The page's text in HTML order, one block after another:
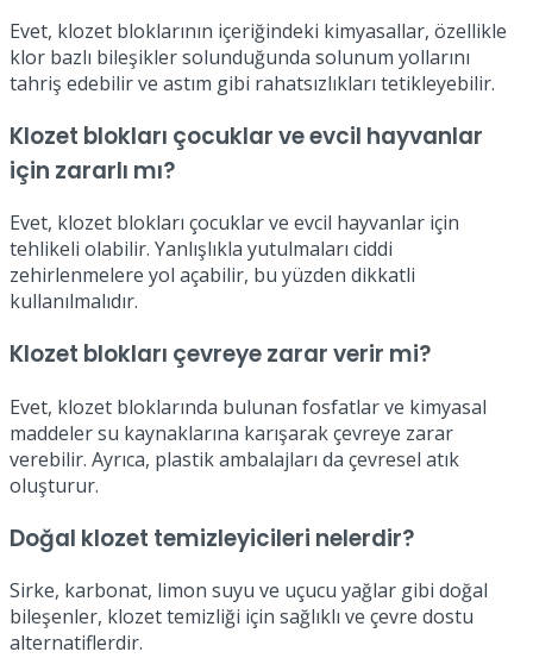
Evet, klozet bloklarının içeriğindeki kimyasallar, özellikle
klor bazlı bileşikler solunduğunda solunum yollarını
tahriş edebilir ve astım gibi rahatsızlıkları tetikleyebilir.
Klozet blokları çocuklar ve evcil hayvanlar
için zararlı mı?
Evet, klozet blokları çocuklar ve evcil hayvanlar için
tehlikeli olabilir. Yanlışlıkla yutulmaları ciddi
zehirlenmelere yol açabilir, bu yüzden dikkatli
kullanılmalıdır.
Klozet blokları çevreye zarar verir mi?
Evet, klozet bloklarında bulunan fosfatlar ve kimyasal
maddeler su kaynaklarına karışarak çevreye zarar
verebilir. Ayrıca, plastik ambalajları da çevresel atık
oluşturur.
Doğal klozet temizleyicileri nelerdir?
Sirke, karbonat, limon suyu ve uçucu yağlar gibi doğal
bileşenler, klozet temizliği için sağlıklı ve çevre dostu
alternatiflerdir.